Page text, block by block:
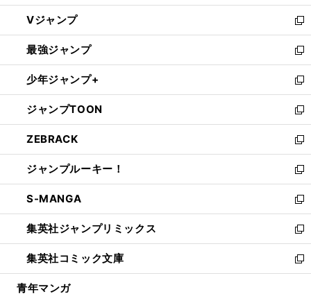
ウ
ィ
ン
ド
ウ
で
開
く
し
い
ウ
ィ
ン
ド
ウ
で
開
く
Vジャンプ
新
し
い
ウ
ィ
ン
ド
ウ
で
開
く
最強ジャンプ
新
し
い
ウ
ィ
ン
ド
ウ
で
開
く
少年ジャンプ+
新
し
い
ウ
ィ
ン
ド
ウ
で
開
く
ジャンプTOON
新
し
い
ウ
ィ
ン
ド
ウ
で
開
く
ZEBRACK
新
し
い
ウ
ィ
ン
ド
ウ
で
開
ジャンプルーキー！
新
し
い
ウ
ィ
ン
ド
ウ
S-MANGA
新
し
い
ウ
ィ
ン
集英社ジャンプリミックス
新
し
い
ウ
集英社コミック文庫
新
し
青年マンガ